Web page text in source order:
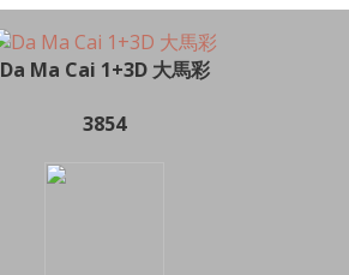
Da Ma Cai 1+3D 大馬彩
3854